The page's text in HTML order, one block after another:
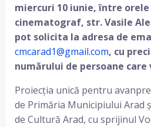
miercuri 10 iunie, între orele
cinematograf, str. Vasile
pot solicita la adresa de
cmcarad1@gmail.com, cu
numărului de persoane
Proiecția unică pentru
de Primăria Municipiului Arad
de Cultură Arad, cu sprijinul